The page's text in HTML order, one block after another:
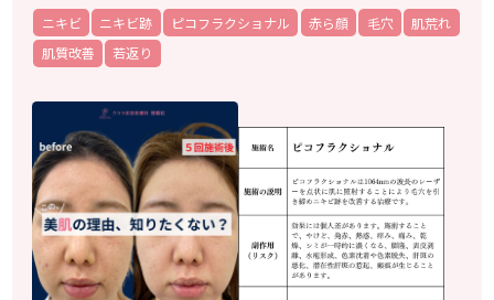
ニキビ ニキビ跡 ピコフラクショナル 赤ら顔 毛穴
肌荒れ
肌質改善
若返り